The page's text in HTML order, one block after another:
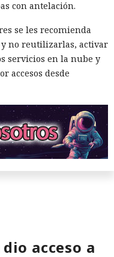
con antelación.
se les recomienda
no reutilizarlas, activar
servicios en la nube y
accesos desde
acceso a